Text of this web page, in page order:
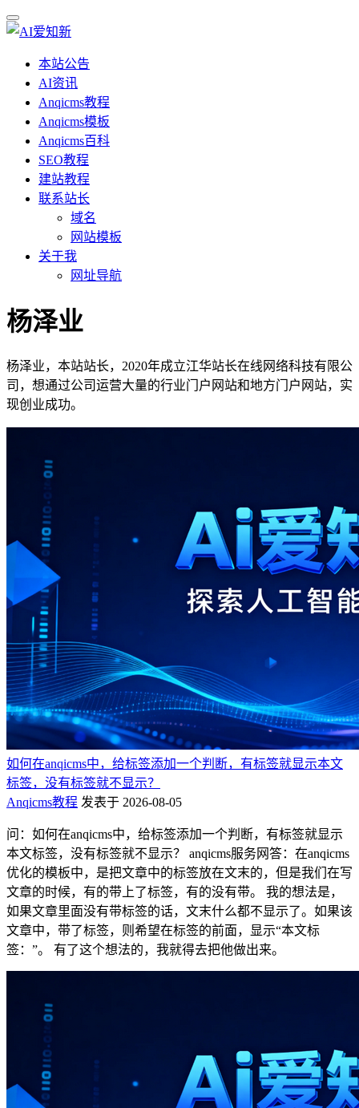
本站公告
AI资讯
Anqicms教程
Anqicms模板
Anqicms百科
SEO教程
建站教程
联系站长
域名
网站模板
关于我
网址导航
杨泽业
杨泽业，本站站长，2020年成立江华站长在线网络科技有限公
司，想通过公司运营大量的行业门户网站和地方门户网站，实
现创业成功。
如何在anqicms中，给标签添加一个判断，有标签就显示本文
标签，没有标签就不显示？
Anqicms教程 发表于 2026-08-05
问：如何在anqicms中，给标签添加一个判断，有标签就显示
本文标签，没有标签就不显示？ anqicms服务网答：在anqicms
优化的模板中，是把文章中的标签放在文末的，但是我们在写
文章的时候，有的带上了标签，有的没有带。 我的想法是，
如果文章里面没有带标签的话，文末什么都不显示了。如果该
文章中，带了标签，则希望在标签的前面，显示“本文标
签：”。 有了这个想法的，我就得去把他做出来。